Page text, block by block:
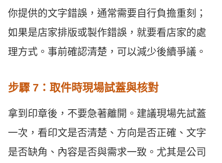
你提供的文字錯誤，通常需要自行負擔重刻；
如果是店家排版或製作錯誤，就要看店家的處
理方式。事前確認清楚，可以減少後續爭議。
步驟 7：取件時現場試蓋與核對
拿到印章後，不要急著離開。建議現場先試蓋
一次，看印文是否清楚、方向是否正確、文字
是否缺角、內容是否與需求一致。尤其是公司